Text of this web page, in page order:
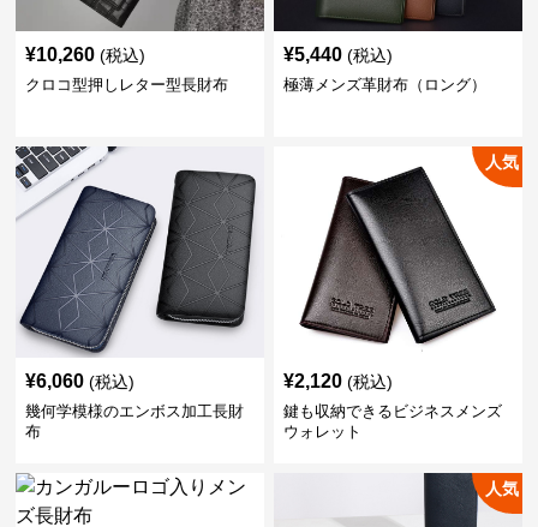
¥10,260 (税込)
クロコ型押しレター型長財布
¥5,440 (税込)
極薄メンズ革財布（ロング）
¥6,060 (税込)
幾何学模様のエンボス加工長財
布
人気
¥2,120 (税込)
鍵も収納できるビジネスメンズ
ウォレット
人気